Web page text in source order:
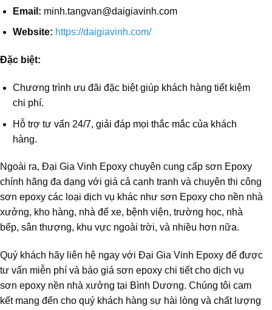
Email: minh.tangvan@daigiavinh.com
Website: https://daigiavinh.com/
Đặc biệt:
Chương trình ưu đãi đặc biệt giúp khách hàng tiết kiệm
chi phí.
Hỗ trợ tư vấn 24/7, giải đáp mọi thắc mắc của khách
hàng.
Ngoài ra, Đại Gia Vinh Epoxy chuyên cung cấp sơn Epoxy
chính hãng đa dạng với giá cả cạnh tranh và chuyên thi công
sơn epoxy các loại dịch vụ khác như sơn Epoxy cho nền nhà
xưởng, kho hàng, nhà để xe, bệnh viện, trường học, nhà
bếp, sân thượng, khu vực ngoài trời, và nhiều hơn nữa.
Quý khách hãy liên hệ ngay với Đại Gia Vinh Epoxy để được
tư vấn miễn phí và báo giá sơn epoxy chi tiết cho dịch vụ
sơn epoxy nền nhà xưởng tại Bình Dương. Chúng tôi cam
kết mang đến cho quý khách hàng sự hài lòng và chất lượng